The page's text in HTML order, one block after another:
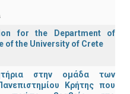
for the Department of
of the University of Crete
στην ομάδα των
Κρήτης που